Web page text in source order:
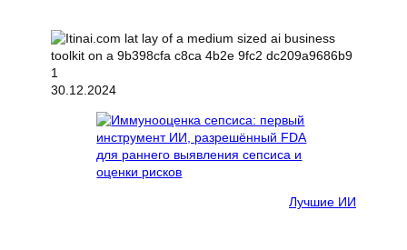
30.12.2024
Лучшие ИИ